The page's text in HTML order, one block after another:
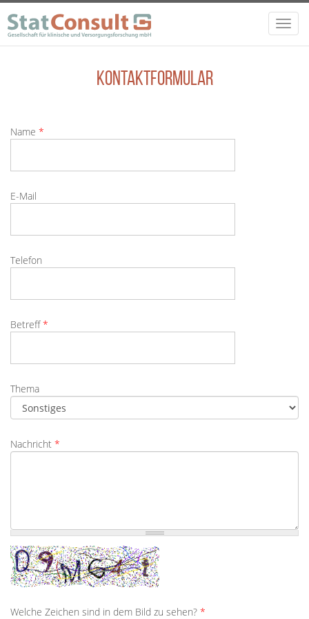
Direkt zum Inhalt
Kontaktformular
Name *
E-Mail
Telefon
Betreff*
Thema
Nachricht *
Welche Zeichen sind in dem Bild zu sehen? *